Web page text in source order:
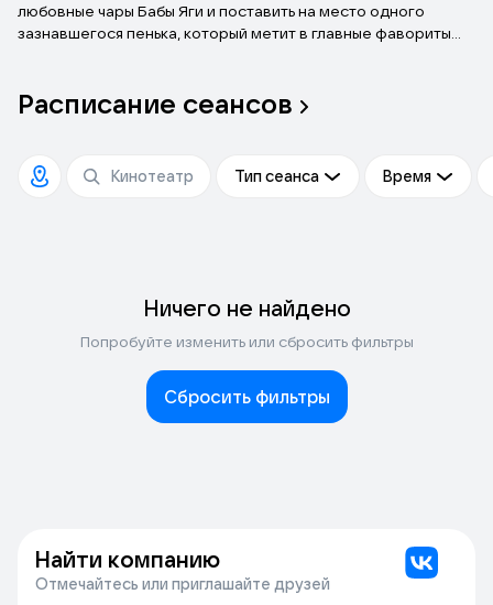
любовные чары Бабы Яги и поставить на место одного
зазнавшегося пенька, который метит в главные фавориты
самом прямом смысле! Главное, чтобы не уронили!
Расписание сеансов
Тип сеанса Время
Ничего не найдено
Попробуйте изменить или сбросить фильтры
Сбросить фильтры
Найти компанию
Отмечайтесь или приглашайте друзей